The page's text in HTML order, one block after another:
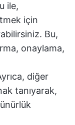
ile,
için
Bu,
onaylama,
diğer
tanıyarak,